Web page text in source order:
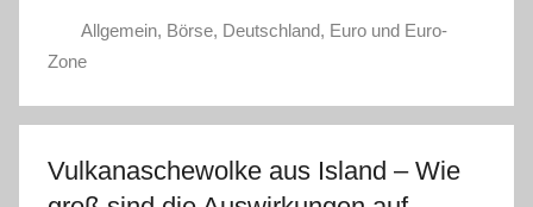
e
.
Allgemein, Börse, Deutschland, Euro und Euro-
Zone
Vulkanaschewolke aus Island – Wie